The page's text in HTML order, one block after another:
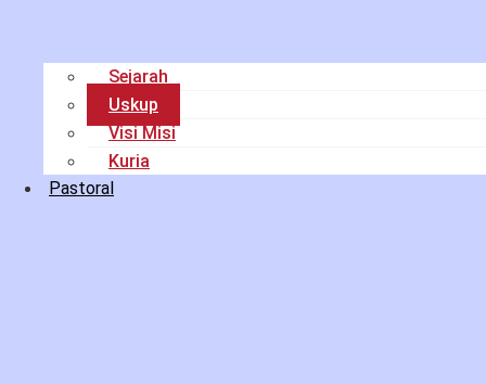
Sejarah
Uskup
Visi Misi
Kuria
Pastoral